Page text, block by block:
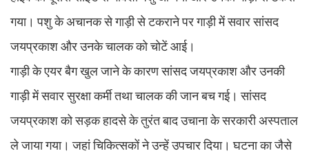
गया। पशु के अचानक से गाड़ी से टकराने पर गाड़ी में सवार सांसद
जयप्रकाश और उनके चालक को चोटें आई।
गाड़ी के एयर बैग खुल जाने के कारण सांसद जयप्रकाश और उनकी
गाड़ी में सवार सुरक्षा कर्मी तथा चालक की जान बच गई। सांसद
जयप्रकाश को सड़क हादसे के तुरंत बाद उचाना के सरकारी अस्पताल
ले जाया गया। जहां चिकित्सकों ने उन्हें उपचार दिया। घटना का जैसे